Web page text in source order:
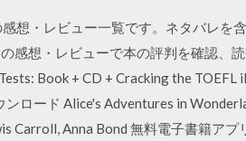
想・レビュー一覧です。ネタバレを
感想・レビューで本の評判を確認、
Book + CD + Cracking the
ロード Alice's Adventures in
Carroll, Anna Bond 無料電子書籍アプ